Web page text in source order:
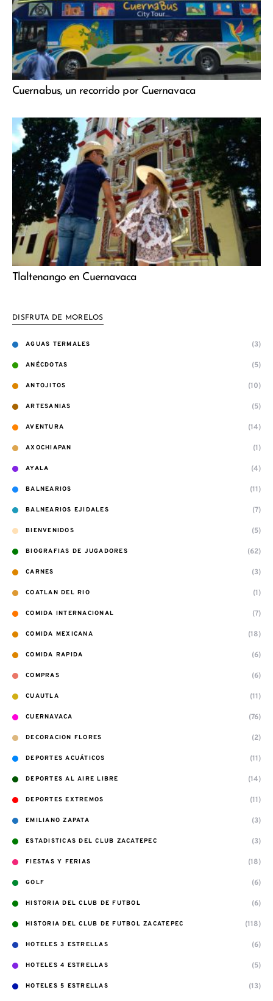
Cuernabus, un recorrido por Cuernavaca
Tlaltenango en Cuernavaca
DISFRUTA DE MORELOS
AGUAS TERMALES (3)
ANÉCDOTAS (5)
ANTOJITOS (10)
ARTESANIAS (5)
AVENTURA (14)
AXOCHIAPAN (1)
AYALA (4)
BALNEARIOS (11)
BALNEARIOS EJIDALES (7)
BIENVENIDOS (5)
BIOGRAFIAS DE JUGADORES (62)
CARNES (3)
COATLAN DEL RIO (1)
COMIDA INTERNACIONAL (7)
COMIDA MEXICANA (18)
COMIDA RAPIDA (6)
COMPRAS (6)
CUAUTLA (11)
CUERNAVACA (76)
DECORACION FLORES (2)
DEPORTES ACUÁTICOS (11)
DEPORTES AL AIRE LIBRE (14)
DEPORTES EXTREMOS (11)
EMILIANO ZAPATA (3)
ESTADISTICAS DEL CLUB ZACATEPEC (3)
FIESTAS Y FERIAS (18)
GOLF (6)
HISTORIA DEL CLUB DE FUTBOL (6)
HISTORIA DEL CLUB DE FUTBOL ZACATEPEC (118)
HOTELES 3 ESTRELLAS (6)
HOTELES 4 ESTRELLAS (5)
HOTELES 5 ESTRELLAS (13)